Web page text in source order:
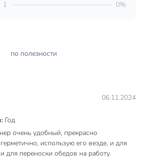
по полезности
06.11.2024
Год
очень удобный, прекрасно
использую его везде, и для
для переноски обедов на работу.
1 0%